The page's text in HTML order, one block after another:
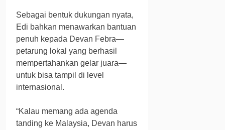
Sebagai bentuk dukungan nyata,
Edi bahkan menawarkan bantuan
penuh kepada Devan Febra—
petarung lokal yang berhasil
mempertahankan gelar juara—
untuk bisa tampil di level
internasional.
“Kalau memang ada agenda
tanding ke Malaysia, Devan harus